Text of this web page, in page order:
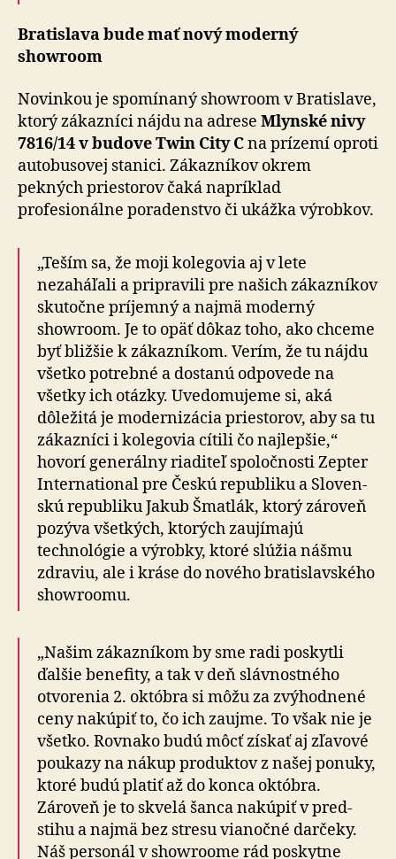
Bratislava bude mať nový moderný
showroom
Novinkou je spomínaný showroom v Bratislave,
ktorý zá­kaz­ní­ci nájdu na adrese Mlynské nivy
7816/14 v bu­do­ve Twin City Cna prízemí oproti
auto­bu­so­vej stanici. Zákazníkov okrem
pekných priestorov čaká napríklad
profesionálne poradenstvo či ukážka výrobkov.
„Teším sa, že moji kolegovia aj v lete
nezaháľali a pripravili pre našich zákazníkov
skutočne príjemný a najmä moderný
showroom. Je to opäť dôkaz toho, ako chceme
byť bližšie k zákazníkom. Verím, že tu nájdu
všetko potrebné a dostanú odpovede na
všetky ich otázky. Uve­do­mu­je­me si, aká
dôležitá je mo­der­ni­zá­cia priestorov, aby sa tu
zá­kaz­ní­ci i ko­le­go­via cítili čo naj­lep­šie,“
hovorí generálny riaditeľ spoločnosti Zepter
Inter­na­tio­nal pre Českú re­pub­liku a Slo­ven­
skú re­pub­li­ku Jakub Šmatlák, ktorý zároveň
pozýva všetkých, ktorých zaujímajú
technológie a výrobky, ktoré slúžia nášmu
zdraviu, ale i kráse do nového bratislavského
showroomu.
„Našim zákazníkom by sme radi poskytli
ďalšie benefity, a tak v deň slávnostného
otvorenia 2. októbra si môžu za zvýhodnené
ceny nakúpiť to, čo ich zaujme. To však nie je
všetko. Rovnako budú môcť získať aj zľavové
poukazy na nákup produktov z našej ponuky,
ktoré budú platiť až do konca októbra.
Zároveň je to skvelá šanca nakúpiť v pred­
stihu a najmä bez stresu vianočné darčeky.
Náš personál v showroome rád poskytne